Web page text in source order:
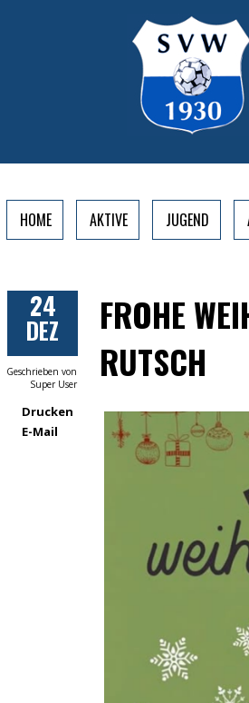
HOME AKTIVE JUGEND
24
DEZ
Geschrieben von
Super User
Drucken
E-Mail
FROHE
RUTSCH